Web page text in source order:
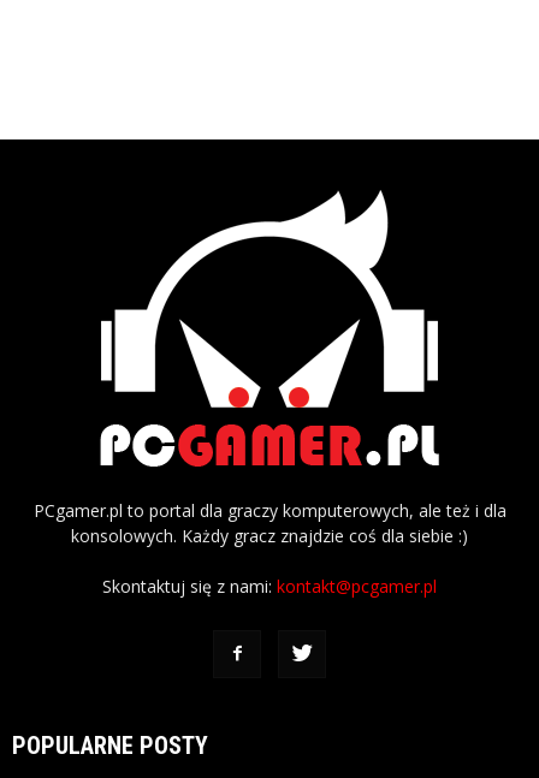
PCgamer.pl to portal dla graczy komputerowych, ale też i dla
konsolowych. Każdy gracz znajdzie coś dla siebie :)
Skontaktuj się z nami: kontakt@pcgamer.pl
POPULARNE POSTY